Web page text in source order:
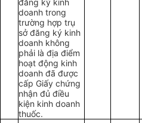
đăng ký kinh
doanh trong
trường hợp trụ
sở đăng ký kinh
doanh không
phải là địa điểm
hoạt động kinh
doanh đã được
cấp Giấy chứng
nhận đủ điều
kiện kinh doanh
thuốc.